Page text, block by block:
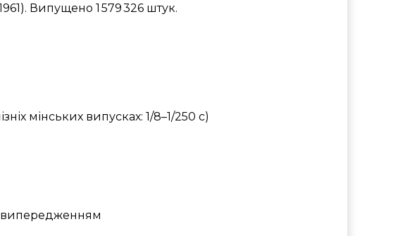
Випущено 1 579 326 штук.
мінських випусках: 1/8–1/250 с)
випередженням